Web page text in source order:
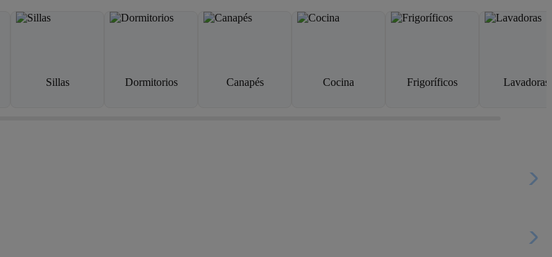
Sillas Dormitorios Canapés Cocina Frigoríficos Lavadoras